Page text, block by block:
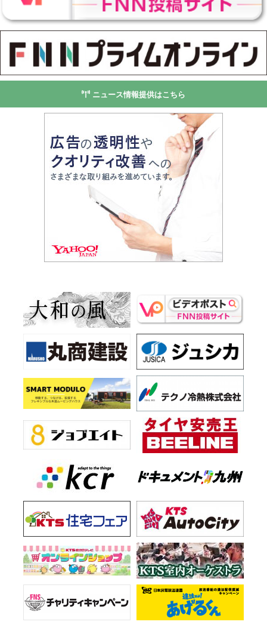
ニュース情報提供はこちら